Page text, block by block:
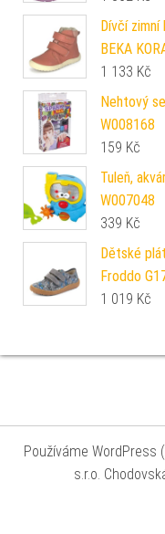
Dívčí
BEKA
1 133 Kč
Nehtový
W008168
159 Kč
Tuleň,
W007048
339 Kč
Dětské
Froddo
1 019 Kč
Používáme WordPress
s.r.o.